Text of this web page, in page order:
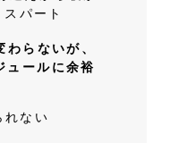
パート
らないが、
ュールに余裕
れない